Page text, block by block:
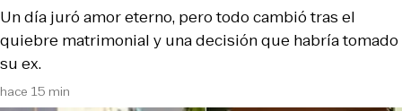
hace 15 min
Un día juró amor eterno, pero todo cambió tras el
quiebre matrimonial y una decisión que habría tomado
su ex.